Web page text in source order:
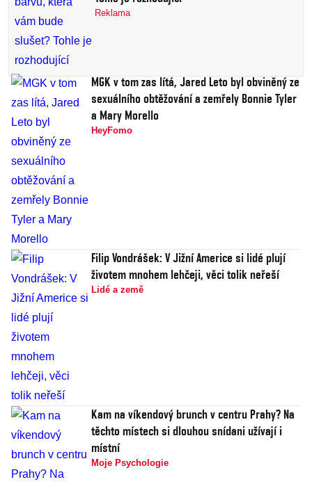
Reklama
MGK v tom zas lítá, Jared Leto byl obviněný ze
sexuálního obtěžování a zemřely Bonnie Tyler
a Mary Morello
HeyFomo
Filip Vondrášek: V Jižní Americe si lidé plují
životem mnohem lehčeji, věci tolik neřeší
Lidé a země
Kam na víkendový brunch v centru Prahy? Na
těchto místech si dlouhou snídani užívají i
místní
Moje Psychologie